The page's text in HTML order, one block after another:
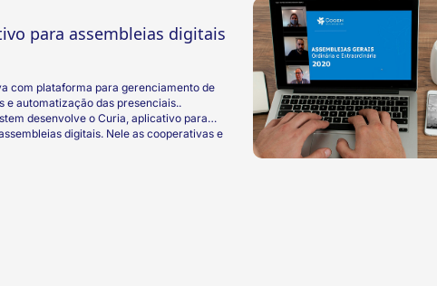
para assembleias digitais
com plataforma para gerenciamento de
e automatização das presenciais..
desenvolve o Curia, aplicativo para
digitais. Nele as cooperativas e